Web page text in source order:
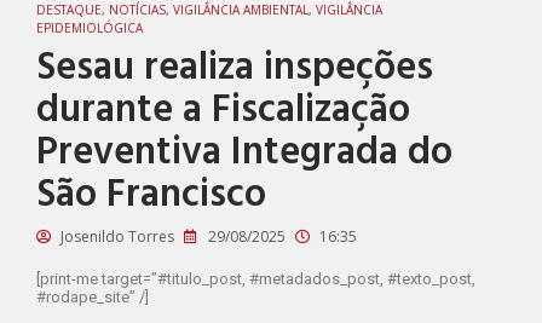
DESTAQUE, NOTÍCIAS, VIGILÂNCIA AMBIENTAL, VIGILÂNCIA
EPIDEMIOLÓGICA
Sesau realiza inspeções
durante a Fiscalização
Preventiva Integrada do
São Francisco
Josenildo Torres 29/08/2025 16:35
[print-me target=”#titulo_post, #metadados_post, #texto_post,
#rodape_site” /]